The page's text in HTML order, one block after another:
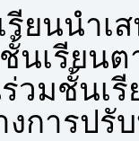
รียนนำเ
นเรียน
วมชั้นเ
การปรั